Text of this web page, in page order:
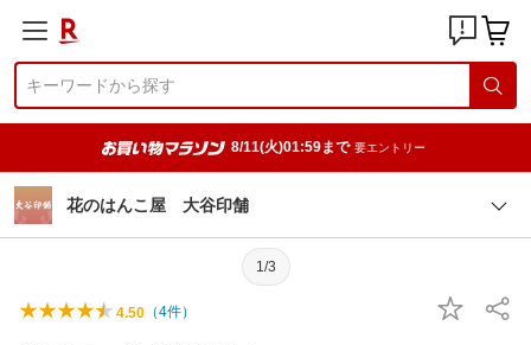
8/11(火)01:59まで 要エントリー
花のはんこ屋 大谷印舗
1/3
4.50 （4件）